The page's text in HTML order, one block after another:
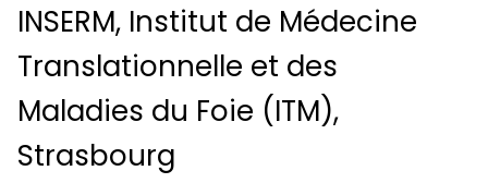
INSERM, Institut de Médecine
Translationnelle et des
Maladies du Foie (ITM),
Strasbourg